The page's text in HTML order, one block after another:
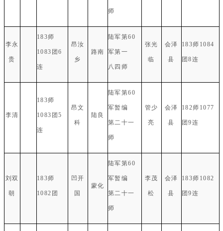
师
李永
贵
183师
1083团6
连
昂汝
乡
路南
陆军第60
军第一
八四师
张光
临
会泽
县
183师1084
团8连
李清
183师
1083团5
连
昂文
科
陆良
陆军第60
军暂编
第二十一
师
管少
亮
会泽
县
182师1077
团9连
刘双
朝
183师
1082团
凹开
国
蒙化
陆军第60
军暂编
第二十一
师
李茂
松
会泽
县
183师1082
团9连